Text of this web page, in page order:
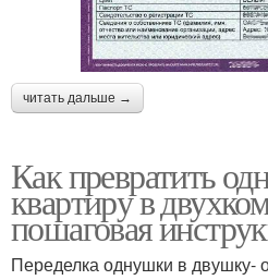
читать дальше →
Как превратить
квартиру в
пошаговая
Переделка однушки в двушку-